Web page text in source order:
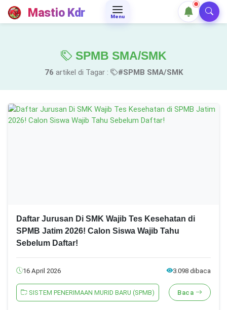
Mastio Kdr Menu
SPMB SMA/SMK
76 artikel di Tagar : #SPMB SMA/SMK
Daftar Jurusan Di SMK Wajib Tes Kesehatan di
SPMB Jatim 2026! Calon Siswa Wajib Tahu
Sebelum Daftar!
16 April 2026 3.098 dibaca
SISTEM PENERIMAAN MURID BARU (SPMB) Baca